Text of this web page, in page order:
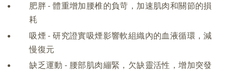
肥胖 - 體重增加腰椎的負苛，加速肌肉和關節的損
耗
吸煙 - 研究證實吸煙影響軟組織內的血液循環，減
慢復元
缺乏運動 - 腰部肌肉繃緊，欠缺靈活性，增加突發